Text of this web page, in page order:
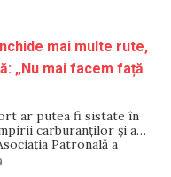
mai multe rute,
„Nu mai facem față
ar putea fi sistate în
carburanților și a
Patronală a
avertizează că